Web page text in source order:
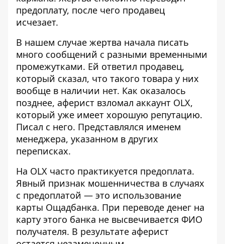
предоплату, после чего продавец
исчезает.
В нашем случае жертва начала писать
много сообщений с разными временными
промежутками. Ей ответил продавец,
который сказал, что такого товара у них
вообще в наличии нет. Как оказалось
позднее, аферист взломал аккаунт OLX,
который уже имеет хорошую репутацию.
Писал с него. Представлялся именем
менеджера, указанном в других
переписках.
На OLX часто практикуется предоплата.
Явный признак мошенничества в случаях
с предоплатой — это использование
карты Ощадбанка. При переводе денег на
карту этого банка не высвечивается ФИО
получателя. В результате аферист